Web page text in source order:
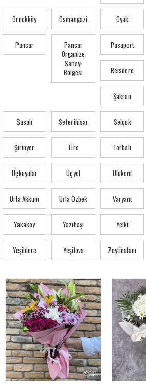
Örnekköy Osmangazi Oyak
Pancar
Pancar
Organize
Sanayi
Bölgesi
Pasaport
Reisdere
Şakran
Sasalı Seferihisar Selçuk
Şirinyer Tire Torbalı
Üçkuyular Üçyol Ulukent
Urla Akkum Urla Özbek Varyant
Yakaköy Yazıbaşı Yelki
Yeşildere Yeşilova Zeytinalanı